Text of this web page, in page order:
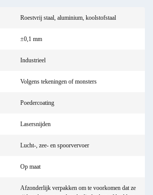
Roestvrij staal, aluminium, koolstofstaal
±0,1 mm
Industrieel
Volgens tekeningen of monsters
Poedercoating
Lasersnijden
Lucht-, zee- en spoorvervoer
Op maat
Afzonderlijk verpakken om te voorkomen dat ze